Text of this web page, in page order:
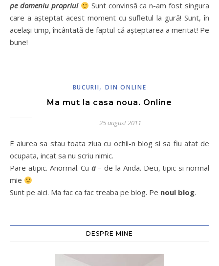
pe domeniu propriu!
Sunt convinsă ca n-am fost singura
care a aşteptat acest moment cu sufletul la gură! Sunt, în
acelaşi timp, încântată de faptul că aşteptarea a meritat! Pe
bune!
BUCURII,DIN ONLINE
Ma mut la casa noua. Online
25 august 2011
E aiurea sa stau toata ziua cu ochii-n blog si sa fiu atat de
ocupata, incat sa nu scriu nimic.
Pare atipic. Anormal. Cu a – de la Anda. Deci, tipic si normal
mie
Sunt pe aici. Ma fac ca fac treaba pe blog. Pe noul blog.
DESPRE MINE